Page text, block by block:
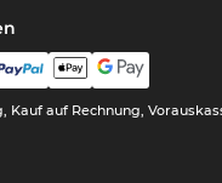
auf Rechnung,